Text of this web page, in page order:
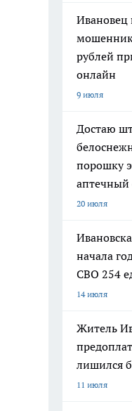
Ивановец
рублей
онлайн
9 июля
Достаю
порошку
аптечный
20 июля
начала
СВО 254
14 июля
Житель
лишился
11 июля